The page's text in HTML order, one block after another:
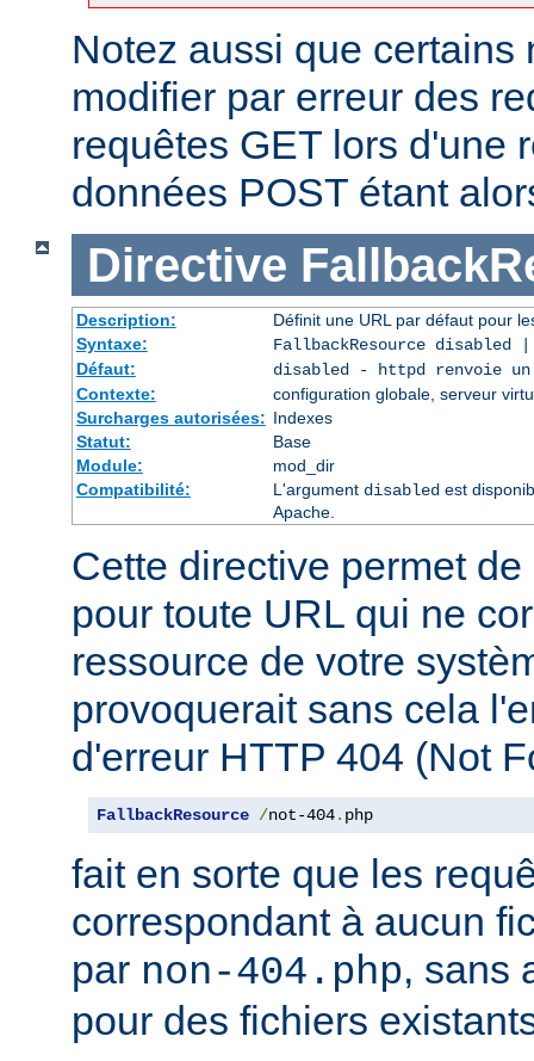
Notez aussi que certains
modifier par erreur des
requêtes GET lors d'une
données POST étant
Directive
Description:
Définit une URL par défaut pour
Syntaxe:
FallbackResource disabled
Défaut:
disabled - httpd renvoie un
Contexte:
configuration globale, serveur
Surcharges autorisées: Indexes
Statut:
Base
Module:
mod_dir
Compatibilité:
L'argument disabledest
Apache.
Cette directive permet
pour toute URL qui ne
ressource de votre
provoquerait sans cela
d'erreur HTTP 404 (Not
FallbackResource /not-404. php
fait en sorte que les
correspondant à aucun
par non-404.php, sans
pour des fichiers